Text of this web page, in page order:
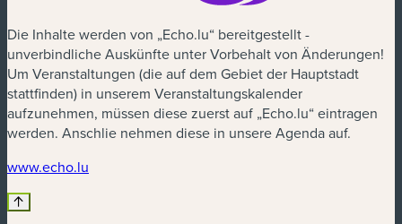
Die Inhalte werden von „Echo.lu“ bereitgestellt -
unverbindliche Auskünfte unter Vorbehalt von Änderungen!
Um Veranstaltungen (die auf dem Gebiet der Hauptstadt
stattfinden) in unserem Veranstaltungskalender
aufzunehmen, müssen diese zuerst auf „Echo.lu“ eintragen
werden. Anschlie nehmen diese in unsere Agenda auf.
www.echo.lu